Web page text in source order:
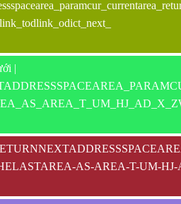
|
AS-AREA-T-UM-